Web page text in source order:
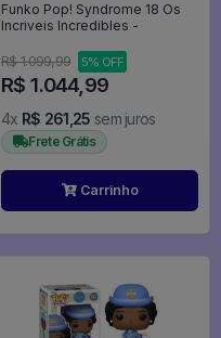
Funko Pop! Syndrome 18 Os
Incriveis Incredibles -
R$ 1.099,99 5% OFF
R$ 1.044,99
4x R$ 261,25 sem juros
Frete Grátis
Carrinho